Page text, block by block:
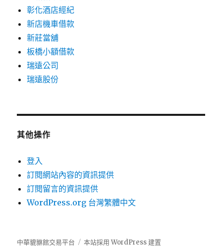
彰化酒店經紀
新店機車借款
新莊當舖
板橋小額借款
瑞遠公司
瑞遠股份
其他操作
登入
訂閱網站內容的資訊提供
訂閱留言的資訊提供
WordPress.org 台灣繁體中文
中華貔貅館交易平台 本站採用 WordPress 建置